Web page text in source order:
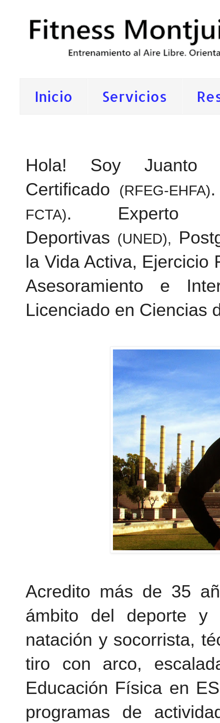
Inicio Servicios
Hola! Soy Juanto
Certificado
(RFEG-EHFA)
FCTA). Experto
Deportivas (UNED),
la Vida Activa,
Asesoramiento e
Licenciado en Ciencias
Acredito más de 35
ámbito del deporte y
natación y socorrista,
tiro con arco,
Educación Física en
programas de